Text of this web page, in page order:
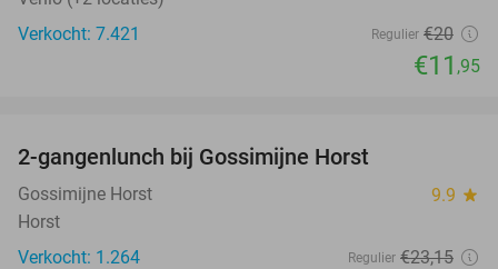
Verkocht: 7.421
Regulier €20
€11 ,95
2-gangenlunch bij Gossimijne Horst
Gossimijne Horst 9.9 star
Horst
Verkocht: 1.264
Regulier €23,15